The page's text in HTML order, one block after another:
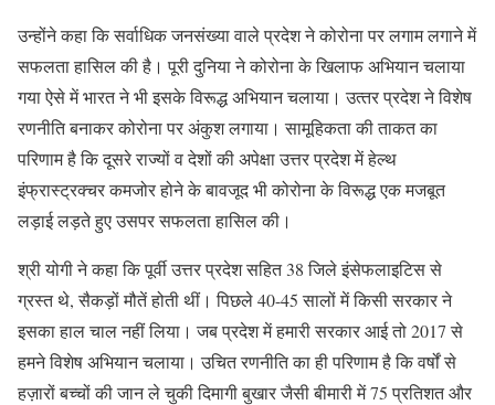
उन्‍होंने कहा कि सर्वाधिक जनसंख्‍या वाले प्रदेश ने कोरोना पर लगाम लगाने में
सफलता हासिल की है। पूरी दुनिया ने कोरोना के खिलाफ अभियान चलाया
गया ऐसे में भारत ने भी इसके विरूद्ध अभियान चलाया। उत्‍तर प्रदेश ने विशेष
रणनीति बनाकर कोरोना पर अंकुश लगाया। सामूहिकता की ताकत का
परिणाम है कि दूसरे राज्‍यों व देशों की अपेक्षा उत्तर प्रदेश में हेल्थ
इंफ्रास्ट्रक्चर कमजोर होने के बावजूद भी कोरोना के विरूद्ध एक मजबूत
लड़ाई लड़ते हुए उसपर सफलता हासिल की।
श्री योगी ने कहा कि पूर्वी उत्तर प्रदेश सहित 38 जिले इंसेफलाइटिस से
ग्रस्त थे, सैकड़ों मौतें होती थीं। पिछले 40-45 सालों में किसी सरकार ने
इसका हाल चाल नहीं लिया। जब प्रदेश में हमारी सरकार आई तो 2017 से
हमने विशेष अभियान चलाया। उचित रणनीति का ही परिणाम है कि वर्षों से
हज़ारों बच्चों की जान ले चुकी दिमागी बुखार जैसी बीमारी में 75 प्रतिशत और